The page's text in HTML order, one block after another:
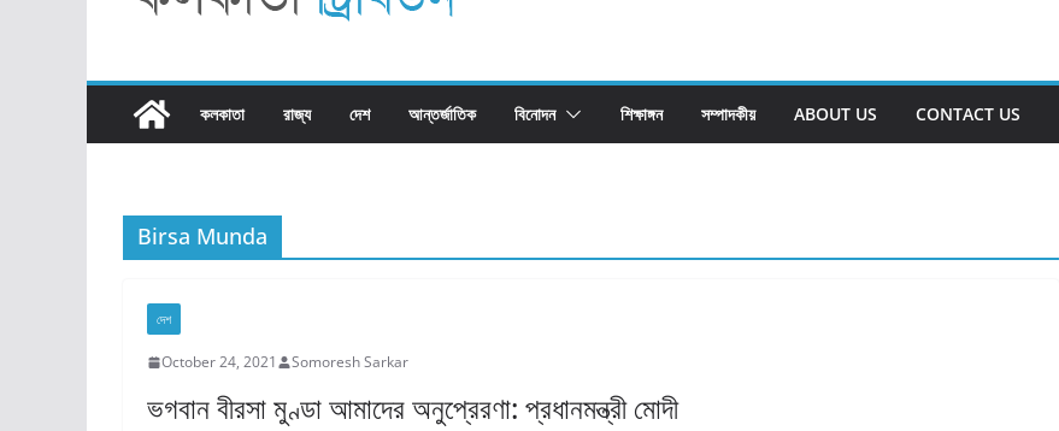
কলকাতা রাজ্য​ দেশ আন্তর্জাতিক বিনোদন শিক্ষাঙ্গন সম্পাদকীয় ABOUT US CONTACT US
Birsa Munda
দেশ
October 24, 2021 Somoresh Sarkar
ভগবান বীরসা মুণ্ডা আমাদের অনুপ্রেরণা: প্রধানমন্ত্রী মোদী